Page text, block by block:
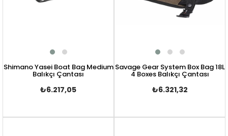
Shimano Yasei Boat Bag Medium
Balıkçı Çantası
₺6.217,05
Savage Gear System Box Bag 18L
4 Boxes Balıkçı Çantası
₺6.321,32